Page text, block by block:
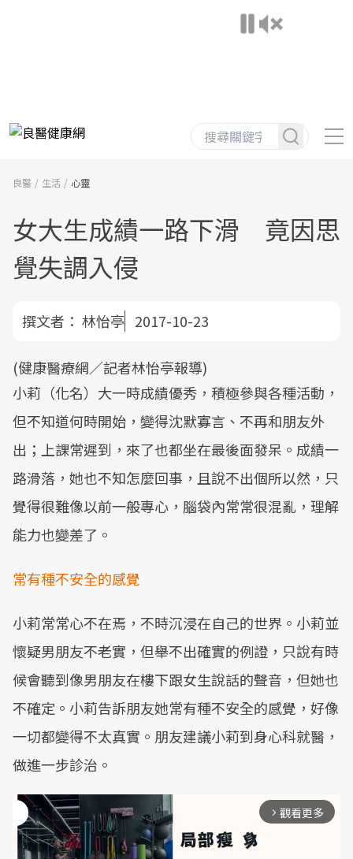
良醫 生活 心靈
女大生成績一路下滑 竟因思
覺失調入侵
撰文者： 林怡亭 2017-10-23
(健康醫療網／記者林怡亭報導)
小莉（化名）大一時成績優秀，積極參與各種活動，
但不知道何時開始，變得沈默寡言、不再和朋友外
出；上課常遲到，來了也都坐在最後面發呆。成績一
路滑落，她也不知怎麼回事，且說不出個所以然，只
覺得很難像以前一般專心，腦袋內常常很混亂，理解
能力也變差了。
常有種不安全的感覺
小莉常常心不在焉，不時沉浸在自己的世界。小莉並
懷疑男朋友不老實，但舉不出確實的例證，只說有時
候會聽到像男朋友在樓下跟女生說話的聲音，但她也
不確定。小莉告訴朋友她常有種不安全的感覺，好像
一切都變得不太真實。朋友建議小莉到身心科就醫，
做進一步診治。
arrow_forward_ios 觀看更多